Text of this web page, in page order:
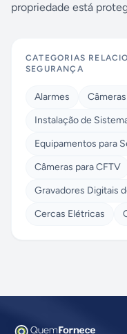
propriedade está
CATEGORIAS
SEGURANÇA
Alarmes
Instalação de
Equipamentos para
Câmeras para CFTV
Gravadores Digitais
Cercas Elétricas